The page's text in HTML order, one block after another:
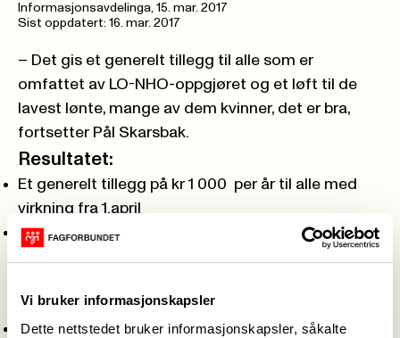
Vi bruker informasjonskapsler
Dette nettstedet bruker informasjonskapsler, såkalte
Informasjonsavdelinga, 15. mar. 2017
Sist oppdatert: 16. mar. 2017
– Det gis et generelt tillegg til alle som er
omfattet av LO-NHO-oppgjøret og et løft til de
lavest lønte, mange av dem kvinner, det er bra,
fortsetter Pål Skarsbak.
Resultatet:
Et generelt tillegg på kr 1 000 per år til alle med
virkning fra 1.april
Et lavlønnstillegg på kr 2 900 per år til alle på
fra 1.april. Totalt utgjør dette 3 900.
I tillegg skal det gjennomføres lokale